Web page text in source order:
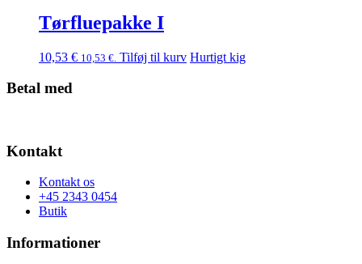
Tørfluepakke I
10,53 € 10,53 € Tilføj til kurv Hurtigt kig
Betal med
Kontakt
Kontakt os
+45 2343 0454
Butik
Informationer